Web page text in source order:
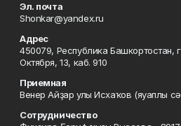
Эл. почта
Shonkar@yandex.ru
Адрес
450079, Республика Башкортостан,
Октября, 13, каб. 910
Приемная
Венер Айҙар улы Исхаҡов (яуаплы
Сотрудничество